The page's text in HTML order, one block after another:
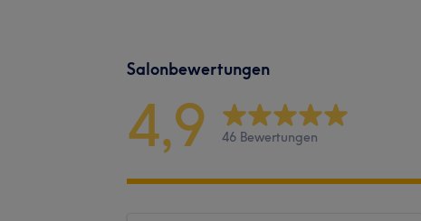
Salonbewertungen
4,9 46 Bewertungen